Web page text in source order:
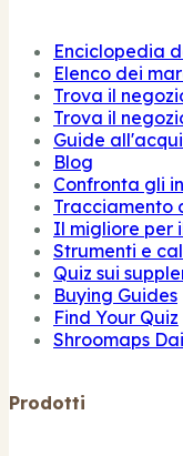
Enciclopedia
Elenco dei
Trova il
Trova il
Guide
Blog
Confronta gli
Tracciamento
Il migliore per
Strumenti e
Quiz sui
Buying Guides
Find Your Quiz
Shroomaps
Prodotti